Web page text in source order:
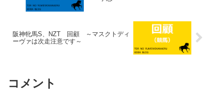
阪神牝馬S、NZT 回顧 ～マスクトディ
ーヴァは次走注意です～
コメント